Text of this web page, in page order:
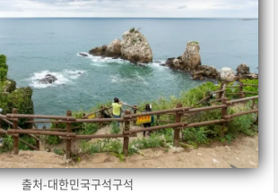
출처-대한민국구석구석